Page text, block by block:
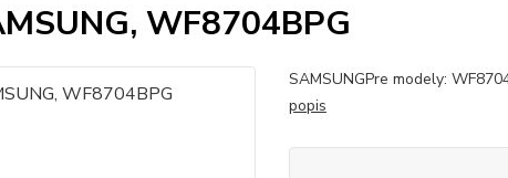
WF8704BPG
SAMSUNGPre modely:
popis